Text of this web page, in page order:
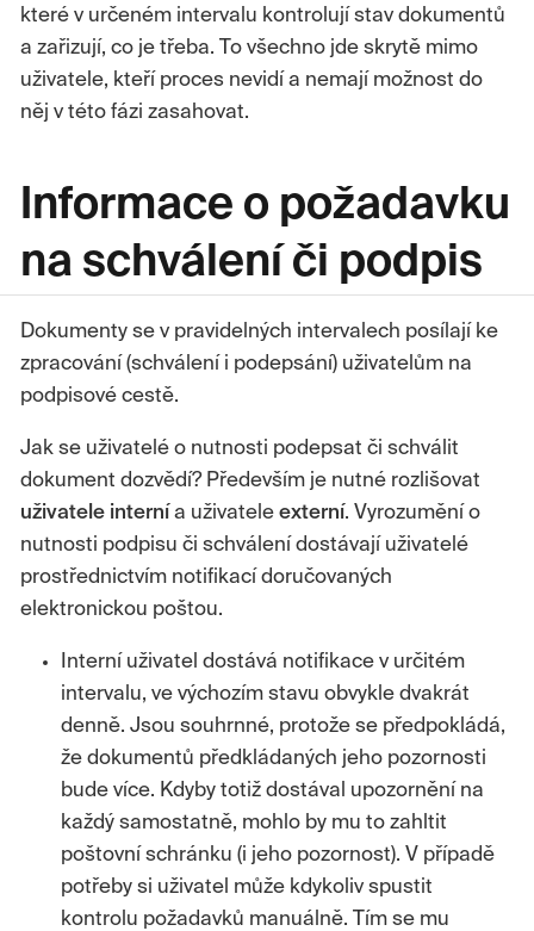
které v určeném intervalu kontrolují stav dokumentů
a zařizují, co je třeba. To všechno jde skrytě mimo
uživatele, kteří proces nevidí a nemají možnost do
něj v této fázi zasahovat.
Informace o požadavku
na schválení či podpis
Dokumenty se v pravidelných intervalech posílají ke
zpracování (schválení i podepsání) uživatelům na
podpisové cestě.
Jak se uživatelé o nutnosti podepsat či schválit
dokument dozvědí? Především je nutné rozlišovat
uživatele interní a uživatele externí. Vyrozumění o
nutnosti podpisu či schválení dostávají uživatelé
prostřednictvím notifikací doručovaných
elektronickou poštou.
Interní uživatel dostává notifikace v určitém
intervalu, ve výchozím stavu obvykle dvakrát
denně. Jsou souhrnné, protože se předpokládá,
že dokumentů předkládaných jeho pozornosti
bude více. Kdyby totiž dostával upozornění na
každý samostatně, mohlo by mu to zahltit
poštovní schránku (i jeho pozornost). V případě
potřeby si uživatel může kdykoliv spustit
kontrolu požadavků manuálně. Tím se mu